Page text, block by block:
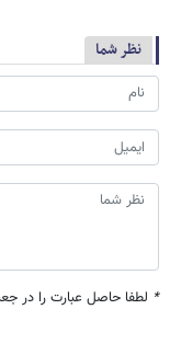
نظر شما
* لطفا حاصل عبارت را در